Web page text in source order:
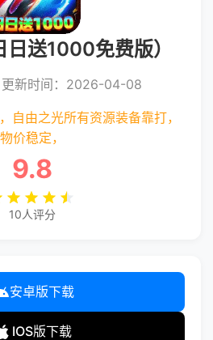
日送1000免费版）
更新时间：2026-04-08
自由之光所有资源装备靠打，
物价稳定，
9.8
10人评分
安卓版下载
IOS版下载